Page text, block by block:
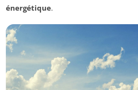
énergétique.